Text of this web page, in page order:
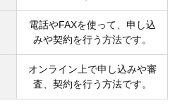
電話やFAXを使って、申し込
みや契約を行う方法です。
オンライン上で申し込みや審
査、契約を行う方法です。